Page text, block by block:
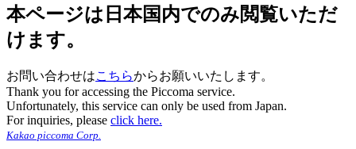
本ページは日本国内でのみ閲覧いただ
けます。
お問い合わせはこちらからお願いいたします。
Thank you for accessing the Piccoma service.
Unfortunately, this service can only be used from Japan.
For inquiries, please click here.
Kakao piccoma Corp.